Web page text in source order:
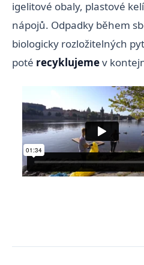
igelitové obaly, plastové
nápojů. Odpadky během
biologicky rozložitelných
poté recyklujemev